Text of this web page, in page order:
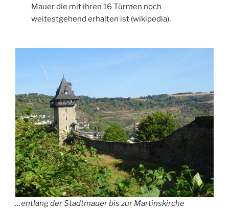
Mauer die mit ihren 16 Türmen noch
weitestgehend erhalten ist (wikipedia).
…entlang der Stadtmauer bis zur Martinskirche